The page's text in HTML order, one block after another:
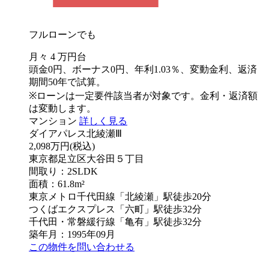
フルローンでも
月々 4 万円台
頭金0円、ボーナス0円、年利1.03％、変動金利、返済
期間50年で試算。
※ローンは一定要件該当者が対象です。金利・返済額
は変動します。
マンション 詳しく見る
ダイアパレス北綾瀬Ⅲ
2,098万円(税込)
東京都足立区大谷田５丁目
間取り：2SLDK
面積：61.8m²
東京メトロ千代田線「北綾瀬」駅徒歩20分
つくばエクスプレス「六町」駅徒歩32分
千代田・常磐緩行線「亀有」駅徒歩32分
築年月：1995年09月
この物件を問い合わせる